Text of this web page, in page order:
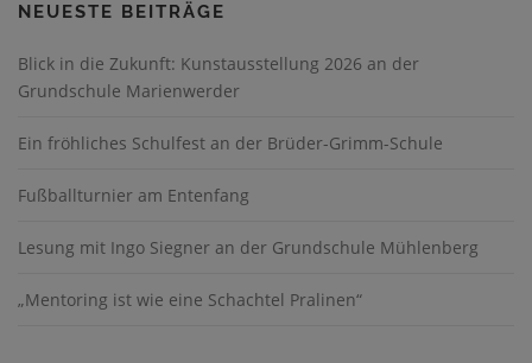
NEUESTE BEITRÄGE
Blick in die Zukunft: Kunstausstellung 2026 an der
Grundschule Marienwerder
Ein fröhliches Schulfest an der Brüder-Grimm-Schule
Fußballturnier am Entenfang
Lesung mit Ingo Siegner an der Grundschule Mühlenberg
„Mentoring ist wie eine Schachtel Pralinen“